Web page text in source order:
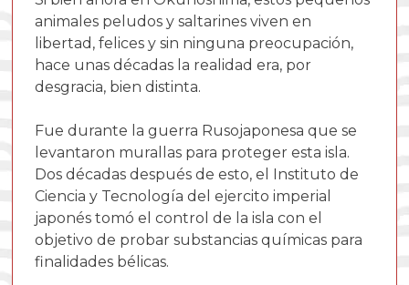
animales peludos y saltarines viven en
libertad, felices y sin ninguna preocupación,
hace unas décadas la realidad era, por
desgracia, bien distinta.
Fue durante la guerra Rusojaponesa que se
levantaron murallas para proteger esta isla.
Dos décadas después de esto, el Instituto de
Ciencia y Tecnología del ejercito imperial
japonés tomó el control de la isla con el
objetivo de probar substancias químicas para
finalidades bélicas.